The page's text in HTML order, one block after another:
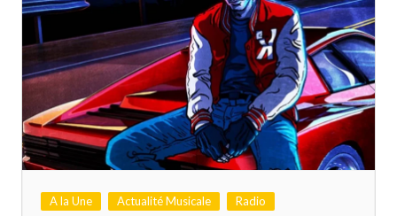
A la Une Actualité Musicale Radio